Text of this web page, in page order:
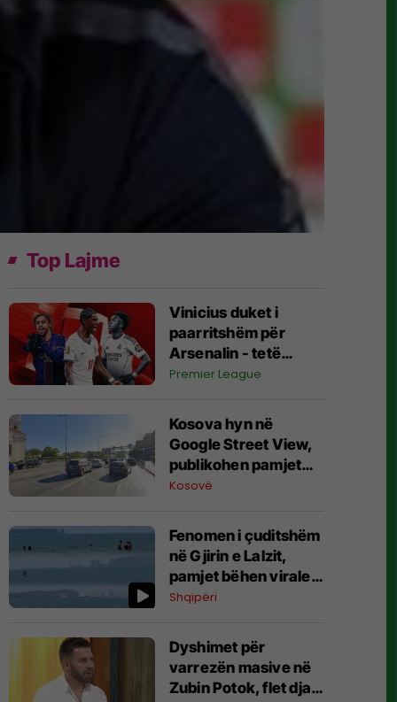
Top Lajme
Vinicius duket i
paarritshëm për
Arsenalin - tetë
alternativa si
për krahun e majtë te
Topçinjtë
Premier League
Kosova hyn në
Google Street View,
publikohen pamjet
360-gradëshe
Kosovë
Fenomen i çuditshëm
në Gjirin e Lalzit,
pamjet bëhen virale
(Video)
Shqipëri
Dyshimet për
varrezën masive në
Zubin Potok, flet djali